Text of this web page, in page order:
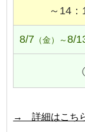
～14：
8/7 （金）～8/
→ 詳細はこち